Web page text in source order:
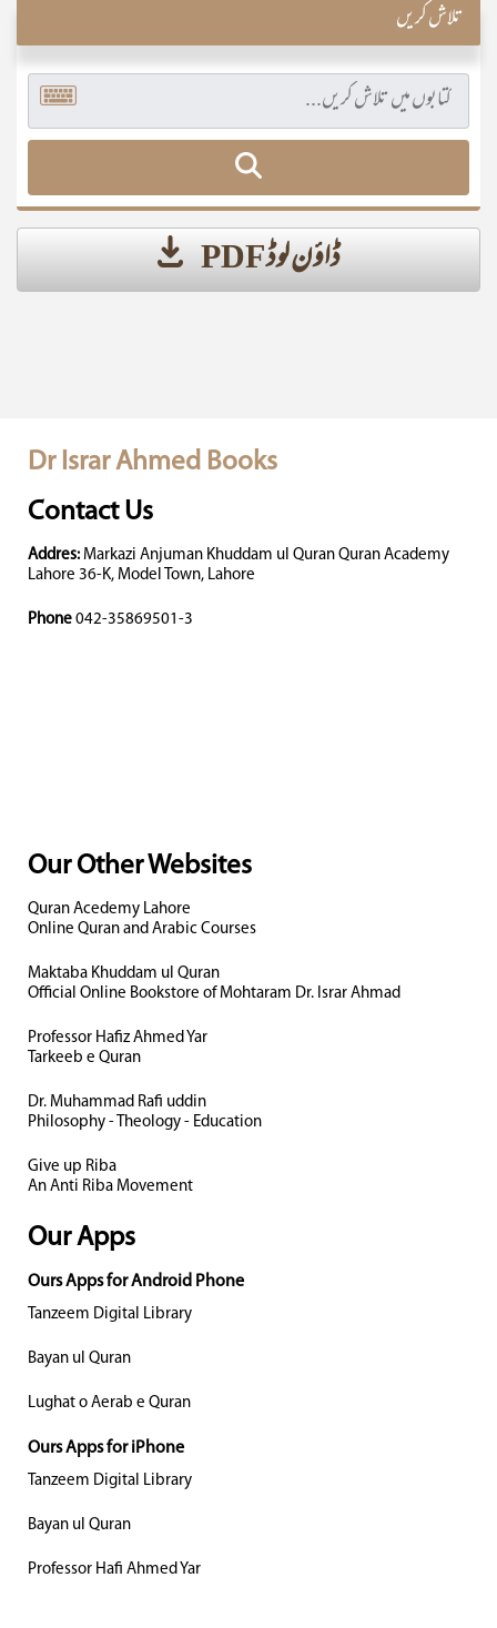
تلاش کریں
ڈاؤن لوڈ PDF
Dr Israr Ahmed Books
Contact Us
Addres: Markazi Anjuman Khuddam ul Quran Quran Academy
Lahore 36-K, Model Town, Lahore
Phone 042-35869501-3
Our Other Websites
Quran Acedemy Lahore
Online Quran and Arabic Courses
Maktaba Khuddam ul Quran
Official Online Bookstore of Mohtaram Dr. Israr Ahmad
Professor Hafiz Ahmed Yar
Tarkeeb e Quran
Dr. Muhammad Rafi uddin
Philosophy - Theology - Education
Give up Riba
An Anti Riba Movement
Our Apps
Ours Apps for Android Phone
Tanzeem Digital Library
Bayan ul Quran
Lughat o Aerab e Quran
Ours Apps for iPhone
Tanzeem Digital Library
Bayan ul Quran
Professor Hafi Ahmed Yar